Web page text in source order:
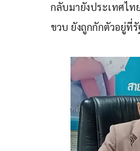
กลับมายังประเทศไ
ขวบ ยังถูกกักตัวอยู่ที่